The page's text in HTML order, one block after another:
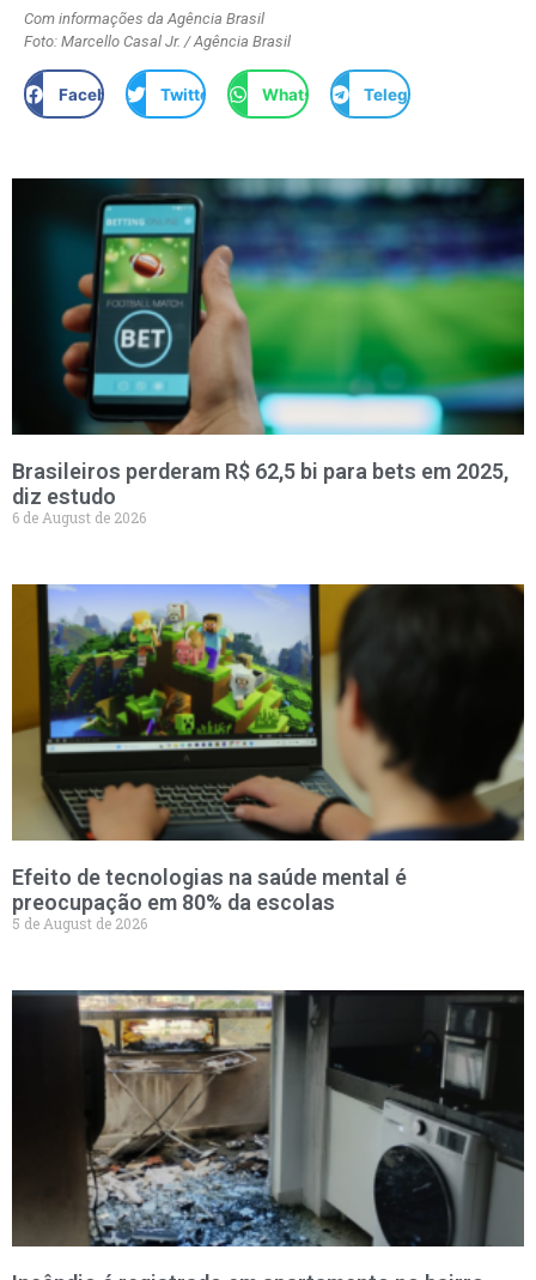
Com informações da Agência Brasil
Foto: Marcello Casal Jr. / Agência Brasil
Facebook Twitter WhatsApp Telegram
Brasileiros perderam R$ 62,5 bi para bets em 2025,
diz estudo
6 de August de 2026
Efeito de tecnologias na saúde mental é
preocupação em 80% da escolas
5 de August de 2026